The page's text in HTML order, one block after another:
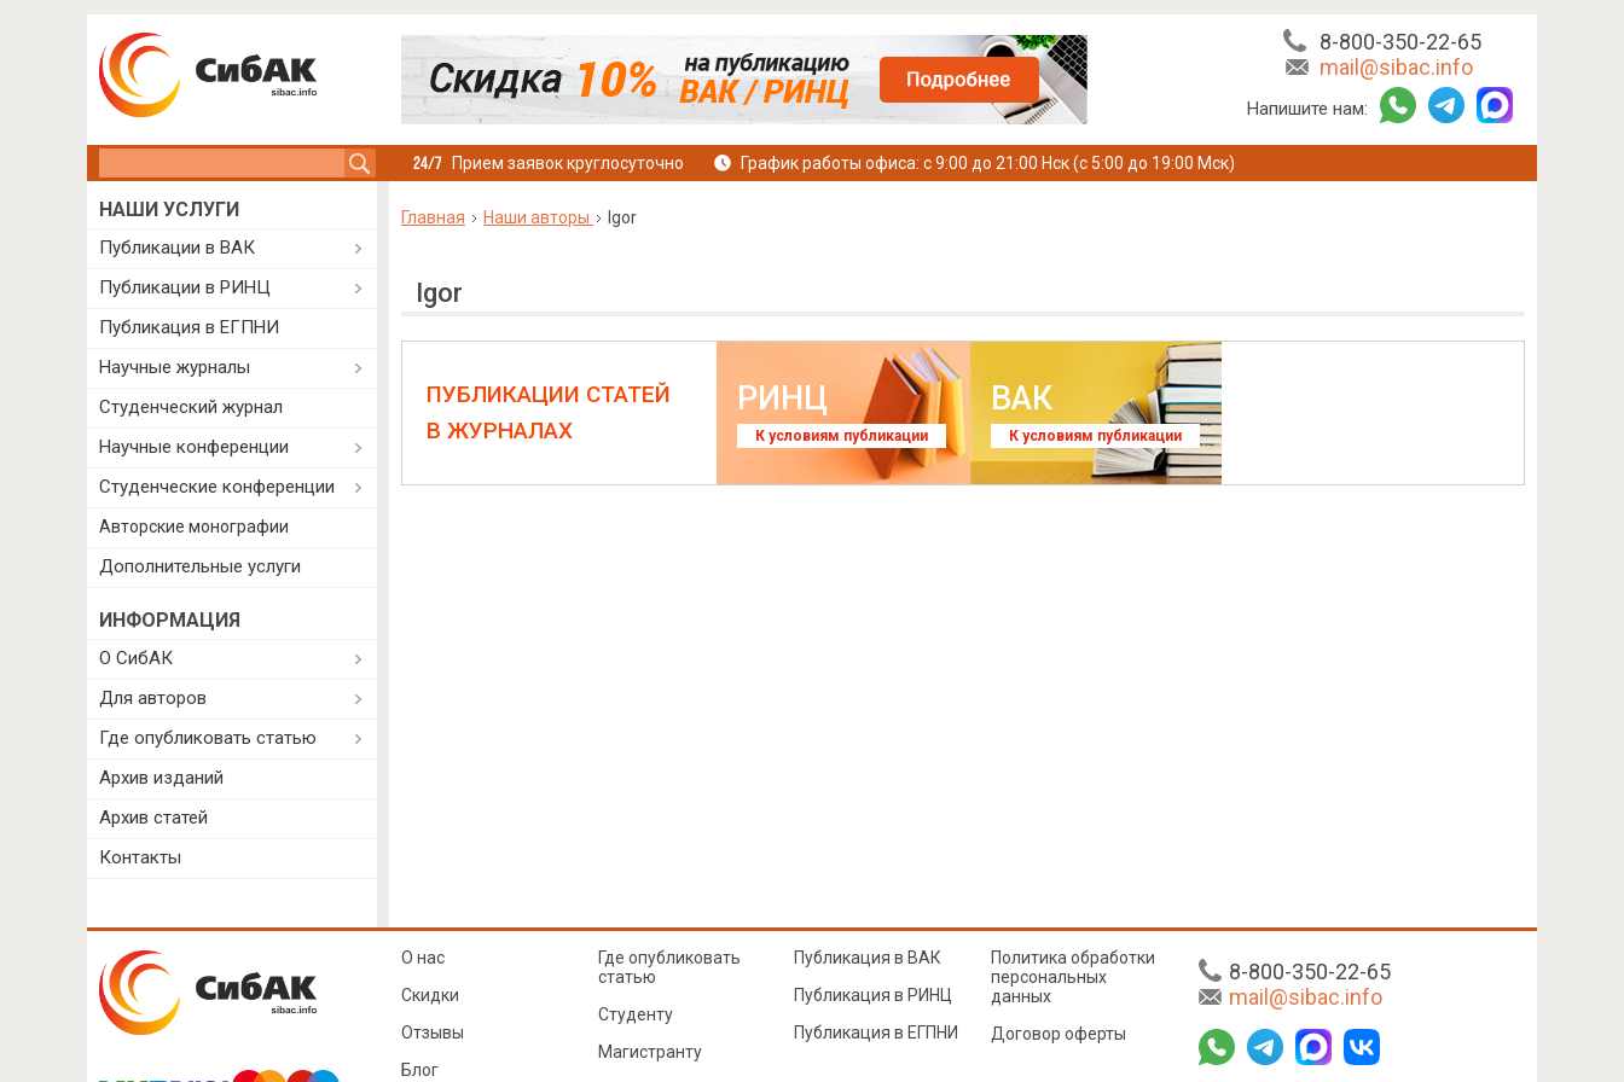
8-800-350-22-65
mail@sibac.info
Напишите нам:
Прием заявок круглосуточно График работы офиса: с 9:00 до 21:00 Нск (с 5:00 до 19:00 Мск)
Главная Наши авторы Igor
Igor
ПУБЛИКАЦИИ СТАТЕЙ
В ЖУРНАЛАХ
РИНЦ
К условиям публикации
ВАК
К условиям публикации
НАШИ УСЛУГИ
Публикации в ВАК
Публикации в РИНЦ
Публикация в ЕГПНИ
Научные журналы
Студенческий журнал
Научные конференции
Студенческие конференции
Авторские монографии
Дополнительные услуги
ИНФОРМАЦИЯ
О СибАК
Для авторов
Где опубликовать статью
Архив изданий
Архив статей
Контакты
8-800-350-22-65
mail@sibac.info
О нас
Скидки
Отзывы
Блог
Где опубликовать
статью
Студенту
Магистранту
Публикация в ВАК
Публикация в РИНЦ
Публикация в ЕГПНИ
Политика обработки
персональных
данных
Договор оферты